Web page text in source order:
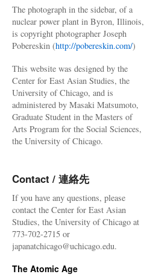
The photograph in the sidebar, of a
nuclear power plant in Byron, Illinois,
is copyright photographer Joseph
Pobereskin (http://pobereskin.com/)
This website was designed by the
Center for East Asian Studies, the
University of Chicago, and is
administered by Masaki Matsumoto,
Graduate Student in the Masters of
Arts Program for the Social Sciences,
the University of Chicago.
Contact / 連絡先
If you have any questions, please
contact the Center for East Asian
Studies, the University of Chicago at
773-702-2715 or
japanatchicago@uchicago.edu.
The Atomic Age